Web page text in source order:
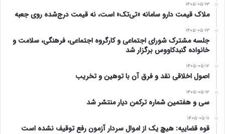
و اسب‌های «ارباب» و «پرنسس جی» به ترتیب دوم و
سوم شدند.
در دور هفتم و آخر روز دوم و پایانی هفته چهاردهم
مسابقات اسبدوانی کورس پاییزه – زمستانه گنبدکاووس
هم که ویژه اسب‌های بیش از سه سال نژاد دوخون
۱۴۰۵-۰۵-۱۳
ملاک قیمت دارو سامانه «تی‌تک» است، نه قیمت درج‌شده روی جعبه
۱۴۰۵-۰۵-۱۳
جلسه مشترک شورای اجتماعی و کارگروه اجتماعی، فرهنگی، سلامت و
خانواده گنبدکاووس برگزار شد
۱۴۰۵-۰۵-۱۲
اصول اخلاقی نقد و فرق آن با توهین و تخریب
۱۴۰۵-۰۵-۱۲
سی و هفتمین شماره ترکمن دیار منتشر شد
۱۴۰۵-۰۵-۱۱
قوه قضاییه: هیچ یک از اموال سردار آزمون رفع توقیف نشده است